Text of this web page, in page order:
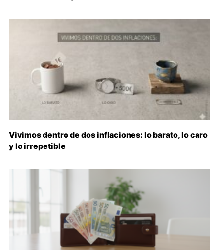
Vivimos dentro de dos inflaciones: lo barato, lo caro
y lo irrepetible